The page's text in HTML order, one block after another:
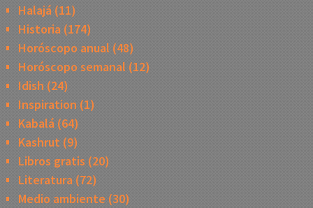
Halajá(11)
Historia(174)
Horóscopo anual (48)
Horóscopo semanal (12)
Idish (24)
Inspiration (1)
Kabalá(64)
Kashrut (9)
Libros gratis (20)
Literatura(72)
Medio ambiente (30)